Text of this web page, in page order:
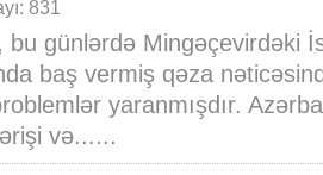
831
bu günlərdə Mingəçevirdəki
baş vermiş qəza
yaranmışdır.
və......